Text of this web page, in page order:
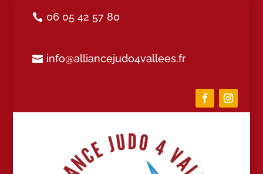
06 05 42 57 80
info@alliancejudo4vallees.fr